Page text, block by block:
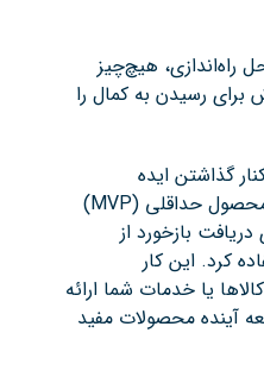
راه‌اندازی، هیچ‌چیز
رسیدن به کمال را
گذاشتن ایده
کمال‌گرایی، به ساخت یک محصول حداقلی (MVP)
دریافت بازخورد از
کرد. این کار
یا خدمات شما ارائه
آینده محصولات مفید